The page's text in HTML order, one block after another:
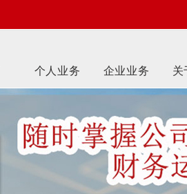
个人业务 企业业务 关